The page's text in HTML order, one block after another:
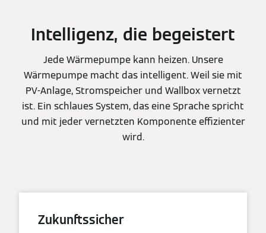
Intelligenz, die begeistert
Jede Wärmepumpe kann heizen. Unsere
Wärmepumpe macht das intelligent. Weil sie mit
PV-Anlage, Stromspeicher und Wallbox vernetzt
ist. Ein schlaues System, das eine Sprache spricht
und mit jeder vernetzten Komponente effizienter
wird.
Zukunftssicher